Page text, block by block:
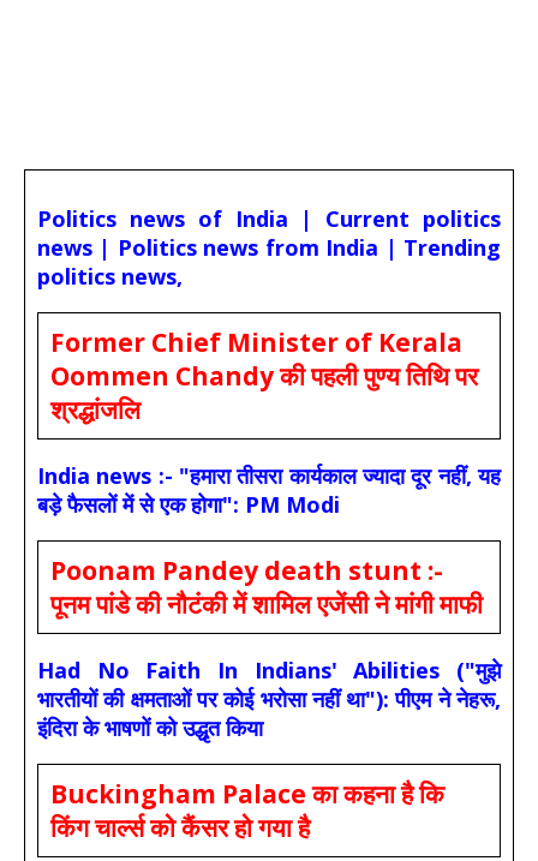
Politics news of India | Current politics
news | Politics news from India | Trending
politics news,
Former Chief Minister of Kerala
Oommen Chandy की पहली पुण्य तिथि पर
श्रद्धांजलि
India news :- "हमारा तीसरा कार्यकाल ज्यादा दूर नहीं, यह
बड़े फैसलों में से एक होगा": PM Modi
Poonam Pandey death stunt :-
पूनम पांडे की नौटंकी में शामिल एजेंसी ने मांगी माफी
Had No Faith In Indians' Abilities ("मुझे
भारतीयों की क्षमताओं पर कोई भरोसा नहीं था"): पीएम ने नेहरू,
इंदिरा के भाषणों को उद्धृत किया
Buckingham Palace का कहना है कि
किंग चार्ल्स को कैंसर हो गया है